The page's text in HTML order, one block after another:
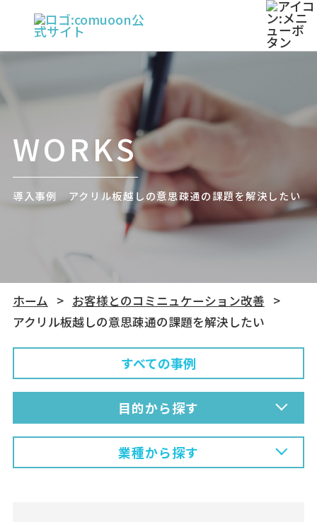
WORKS
導入事例 アクリル板越しの意思疎通の課題を解決したい
ホーム
お客様とのコミニュケーション改善
アクリル板越しの意思疎通の課題を解決したい
すべての事例
目的から探す
業種から探す